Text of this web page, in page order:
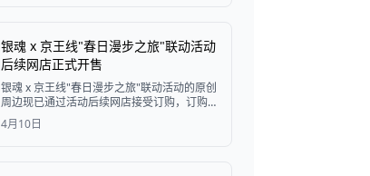
银魂 x 京王线"春日漫步之旅"联动活动
后续网店正式开售
银魂 x 京王线"春日漫步之旅"联动活动的原创
周边现已通过活动后续网店接受订购，订购
截止时间为2026年5月7日（周四）晚上11时
59分，购买地址为Cocoani网络商店。
4月10日